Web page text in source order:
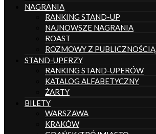
NAGRANIA
RANKING STAND-UP
NAJNOWSZE NAGRANIA
ROAST
ROZMOWY Z PUBLICZNOŚCIĄ
STAND-UPERZY
RANKING STAND-UPERÓW
KATALOG ALFABETYCZNY
ŻARTY
BILETY
WARSZAWA
KRAKÓW